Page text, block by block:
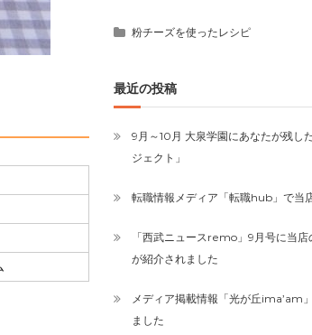
粉チーズを使ったレシピ
最近の投稿
9月～10月 大泉学園にあなたが残し
ジェクト」
転職情報メディア「転職hub」で当
「西武ニュースremo」9月号に当
が紹介されました
メディア掲載情報「光が丘ima’am
ました